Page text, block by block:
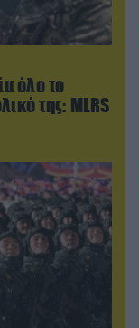
όλο το
της: MLRS